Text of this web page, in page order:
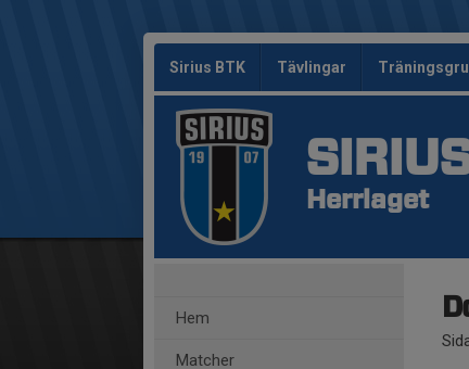
Sirius BTK Tävlingar
Herrlaget
Hem
Matcher